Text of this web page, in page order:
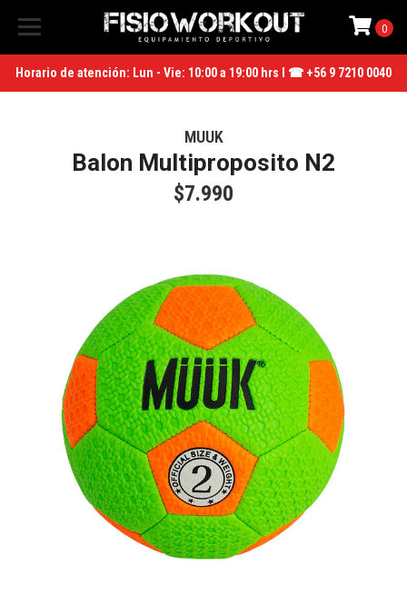
Horario de atención: Lun - Vie: 10:00 a 19:00 hrs I ☎ +56 9 7210 0040
0
MUUK
Balon Multiproposito N2
$7.990